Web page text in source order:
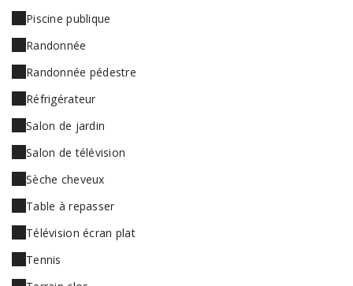
Piscine publique
Randonnée
Randonnée pédestre
Réfrigérateur
Salon de jardin
Salon de télévision
Sèche cheveux
Table à repasser
Télévision écran plat
Tennis